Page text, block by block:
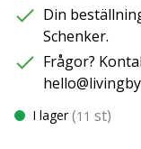
Din
Schenker.
Frågor?
I lager (11 st)